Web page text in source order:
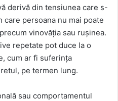
derivă din tensiunea care s-
care persoana nu mai poate
vinovăția sau rușinea.
repetate pot duce la o
cum ar fi suferința
pe termen lung.
sau comportamentul